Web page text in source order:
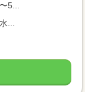
5...
...